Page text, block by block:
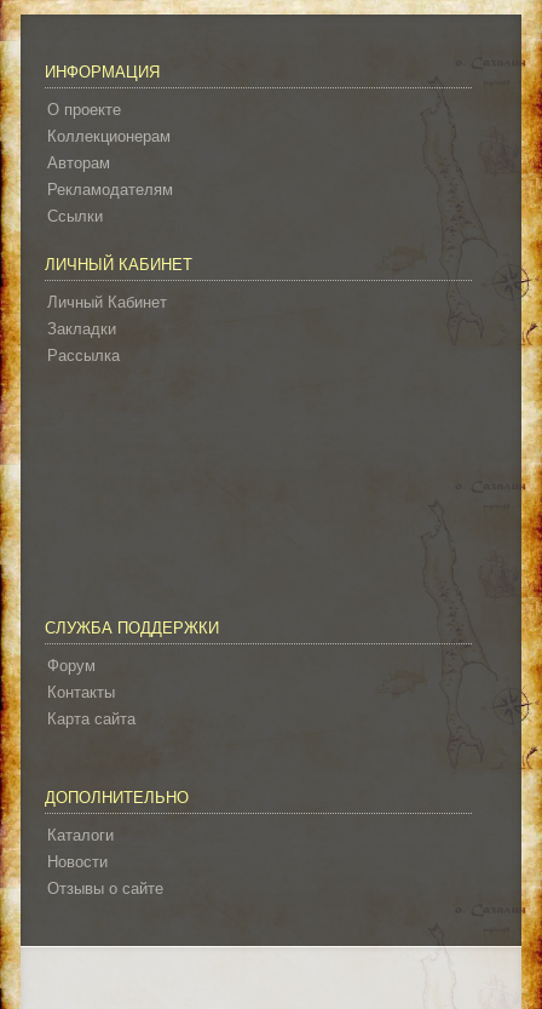
ИНФОРМАЦИЯ
О проекте
Коллекционерам
Авторам
Рекламодателям
Ссылки
ЛИЧНЫЙ КАБИНЕТ
Личный Кабинет
Закладки
Рассылка
СЛУЖБА ПОДДЕРЖКИ
Форум
Контакты
Карта сайта
ДОПОЛНИТЕЛЬНО
Каталоги
Новости
Отзывы о сайте